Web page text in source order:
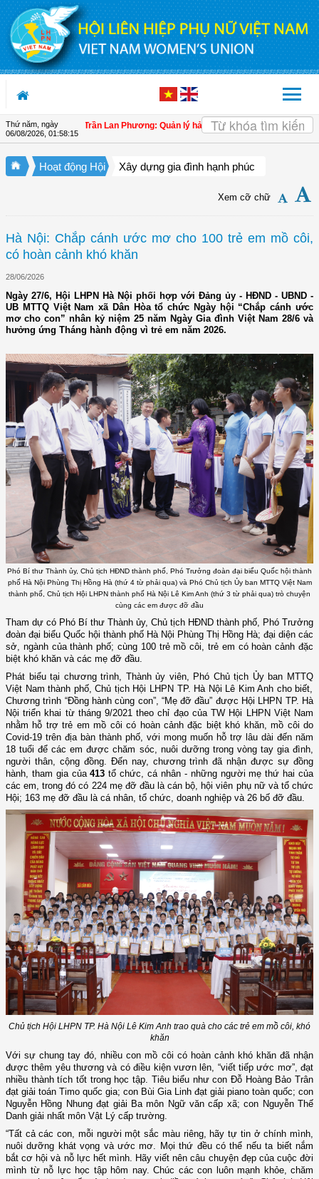
Truy cập nội dung luôn
Thứ năm, ngày
06/08/2026, 01:58:17
Quốc hội Trần Lan Phương: Quản lý hải quan cần giúp doanh nghiệp làm
Hoạt động Hội Xây dựng gia đình hạnh phúc
Xem cỡ chữ
Hà Nội: Chắp cánh ước mơ cho 100 trẻ em mồ côi,
có hoàn cảnh khó khăn
28/06/2026
Ngày 27/6, Hội LHPN Hà Nội phối hợp với Đảng ủy - HĐND - UBND -
UB MTTQ Việt Nam xã Dân Hòa tổ chức Ngày hội “Chắp cánh ước
mơ cho con” nhân kỷ niệm 25 năm Ngày Gia đình Việt Nam 28/6 và
hưởng ứng Tháng hành động vì trẻ em năm 2026.
Phó Bí thư Thành ủy, Chủ tịch HĐND thành phố, Phó Trưởng đoàn đại biểu Quốc hội thành
phố Hà Nội Phùng Thị Hồng Hà (thứ 4 từ phải qua) và Phó Chủ tịch Ủy ban MTTQ Việt Nam
thành phố, Chủ tịch Hội LHPN thành phố Hà Nội Lê Kim Anh (thứ 3 từ phải qua) trò chuyện
cùng các em được đỡ đầu
Tham dự có Phó Bí thư Thành ủy, Chủ tịch HĐND thành phố, Phó Trưởng
đoàn đại biểu Quốc hội thành phố Hà Nội Phùng Thị Hồng Hà; đại diện các
sở, ngành của thành phố; cùng 100 trẻ mồ côi, trẻ em có hoàn cảnh đặc
biệt khó khăn và các mẹ đỡ đầu.
Phát biểu tại chương trình, Thành ủy viên, Phó Chủ tịch Ủy ban MTTQ
Việt Nam thành phố, Chủ tịch Hội
LHPN TP. Hà Nội Lê Kim Anh cho biết,
Chương trình “Đồng hành cùng con”, “Mẹ đỡ đầu” được Hội LHPN TP. Hà
Nội triển khai từ tháng 9/2021 theo chỉ đạo củaTW Hội LHPN Việt Nam
nhằm hỗ trợ trẻ em mồ côi có hoàn cảnh đặc biệt khó khăn, mồ côi do
Covid-19 trên địa bàn thành phố, với mong muốn hỗ trợ lâu dài đến năm
18 tuổi để các em được chăm sóc, nuôi dưỡng trong vòng taygia đình,
người thân, cộng đồng. Đến nay, chương trình đã nhận được sự đồng
hành, tham gia của413 tổ chức, cá nhân - những người mẹ thứ hai của
các em, trong đó có 224 mẹ đỡ đầu là cán bộ, hội viên phụ nữ và tổ chức
Hội; 163 mẹ đỡ đầu là cá nhân, tổ chức, doanh nghiệp và 26 bố đỡ đầu.
Chủ tịch Hội LHPN TP. Hà Nội Lê Kim Anh trao quà cho các trẻ em mồ côi, khó
khăn
Với sự chung tay đó, nhiều con mồ côi có hoàn cảnh khó khăn đã nhận
được thêm yêu thương và có điều kiện vươn lên, “viết tiếp ước mơ”, đạt
nhiều thành tích tốt trong học tập. Tiêu biểu như con Đỗ Hoàng Bảo Trân
đạt giải toán Timo quốc gia; con Bùi Gia Linh đạt giải piano toàn quốc; con
Nguyễn Hồng Nhung đạt giải Ba môn Ngữ văn cấp xã; con Nguyễn Thế
Danh giải nhất môn Vật Lý cấp trường.
“Tất cả các con, mỗi người một sắc màu riêng, hãy tự tin ở chính mình,
nuôi dưỡng khát vọng và ước mơ. Mọi thứ đều có thể nếu ta biết nắm
bắt cơ hội và nỗ lực hết mình. Hãy viết nên câu chuyện đẹp của cuộc đời
mình từ nỗ lực học tập hôm nay. Chúc các con luôn mạnh khỏe, chăm